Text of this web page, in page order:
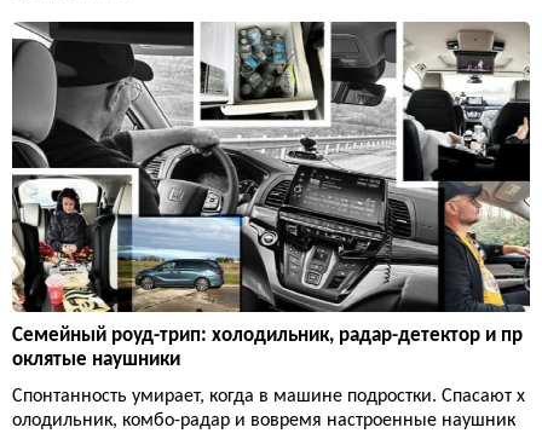
Семейный роуд-трип: холодильник, радар-детектор и пр
оклятые наушники
Спонтанность умирает, когда в машине подростки. Спасают х
олодильник, комбо-радар и вовремя настроенные наушник